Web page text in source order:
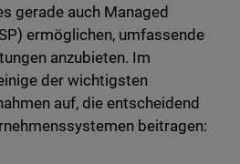
gerade auch Managed
ermöglichen, umfassende
anzubieten. Im
der wichtigsten
auf, die entscheidend
beitragen: